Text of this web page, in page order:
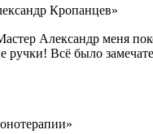
Кропанцев»
Александр меня
ручки! Всё было